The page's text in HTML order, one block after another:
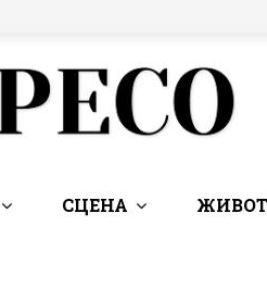
СЦЕНА